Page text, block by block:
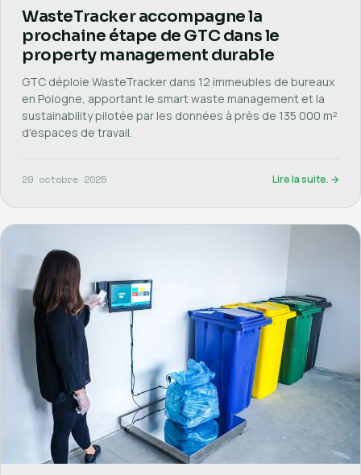
WasteTracker accompagne la
prochaine étape de GTC dans le
property management durable
GTC déploie WasteTracker dans 12 immeubles de bureaux
en Pologne, apportant le smart waste management et la
sustainability pilotée par les données à près de 135 000 m²
d'espaces de travail.
29 octobre 2025 Lire la suite. →